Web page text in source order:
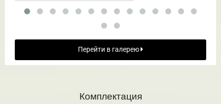
Перейти в галерею
Комплектация